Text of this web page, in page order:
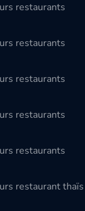
restaurants
restaurants
restaurants
restaurants
restaurants
restaurant thaïs